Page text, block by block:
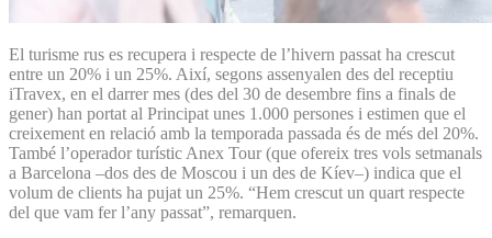
El turisme rus es recupera i respecte de l’hivern passat ha crescut
entre un 20% i un 25%. Així, segons assenyalen des del receptiu
iTravex, en el darrer mes (des del 30 de desembre fins a finals de
gener) han portat al Principat unes 1.000 persones i estimen que el
creixement en relació amb la temporada passada és de més del 20%.
També l’operador turístic Anex Tour (que ofereix tres vols setmanals
a Barcelona –dos des de Moscou i un des de Kíev–) indica que el
volum de clients ha pujat un 25%. “Hem crescut un quart respecte
del que vam fer l’any passat”, remarquen.